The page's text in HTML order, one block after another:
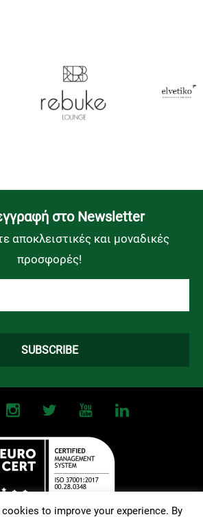
στο Newsletter
αποκλειστικές και μοναδικές
προσφορές!
to improve your experience. By